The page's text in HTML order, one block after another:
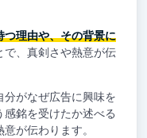
つ理由や、その背景に
で、真剣さや熱意が伝
がなぜ広告に興味を
銘を受けたか述べる
が伝わります。